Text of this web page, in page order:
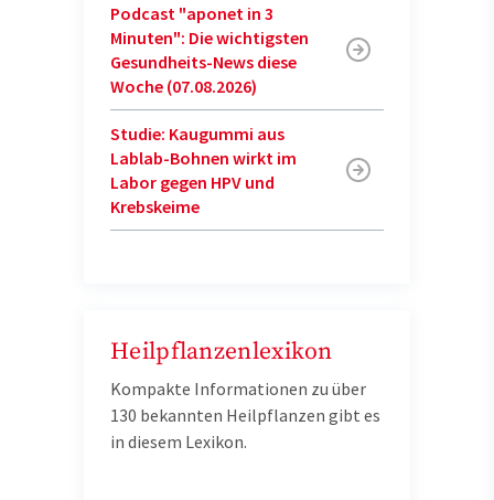
Podcast "aponet in 3
Minuten": Die wichtigsten
Gesundheits-News diese
Woche (07.08.2026)
Studie: Kaugummi aus
Lablab-Bohnen wirkt im
Labor gegen HPV und
Krebskeime
Heilpflanzenlexikon
Kompakte Informationen zu über
130 bekannten Heilpflanzen gibt es
in diesem Lexikon.